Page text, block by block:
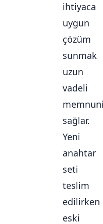
ihtiyaca
uygun
çözüm
sunmak
uzun
vadeli
sağlar.
Yeni
anahtar
seti
teslim
edilirken
eski